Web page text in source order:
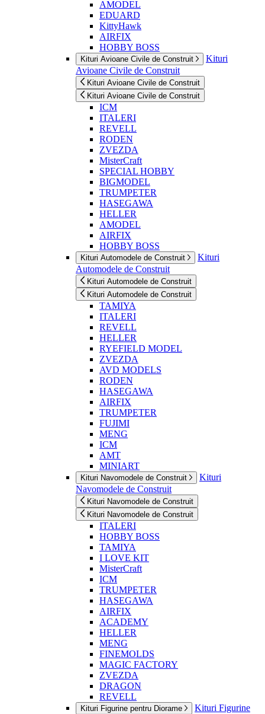
AMODEL
EDUARD
KittyHawk
AIRFIX
HOBBY BOSS
Kituri Avioane Civile de Construit
Kituri
Avioane Civile de Construit
Kituri Avioane Civile de Construit
Kituri Avioane Civile de Construit
ICM
ITALERI
REVELL
RODEN
ZVEZDA
MisterCraft
SPECIAL HOBBY
BIGMODEL
TRUMPETER
HASEGAWA
HELLER
AMODEL
AIRFIX
HOBBY BOSS
Kituri Automodele de Construit
Kituri
Automodele de Construit
Kituri Automodele de Construit
Kituri Automodele de Construit
TAMIYA
ITALERI
REVELL
HELLER
RYEFIELD MODEL
ZVEZDA
AVD MODELS
RODEN
HASEGAWA
AIRFIX
TRUMPETER
FUJIMI
MENG
ICM
AMT
MINIART
Kituri Navomodele de Construit
Kituri
Navomodele de Construit
Kituri Navomodele de Construit
Kituri Navomodele de Construit
ITALERI
HOBBY BOSS
TAMIYA
I LOVE KIT
MisterCraft
ICM
TRUMPETER
HASEGAWA
AIRFIX
ACADEMY
HELLER
MENG
FINEMOLDS
MAGIC FACTORY
ZVEZDA
DRAGON
REVELL
Kituri Figurine pentru Diorame
Kituri Figurine